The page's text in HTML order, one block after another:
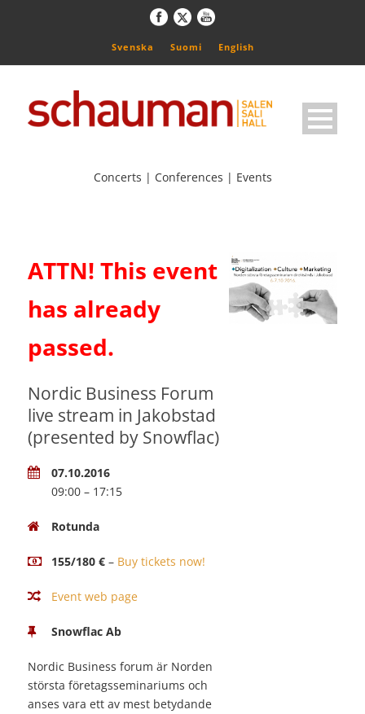
Svenska Suomi English
Concerts | Conferences | Events
ATTN! This event
has already
passed.
Nordic Business Forum
live stream in Jakobstad
(presented by Snowflac)
07.10.2016
09:00 – 17:15
Rotunda
155/180 € – Buy tickets now!
Event web page
Snowflac Ab
Nordic Business forum är Norden
största företagsseminariums och
anses vara ett av mest betydande